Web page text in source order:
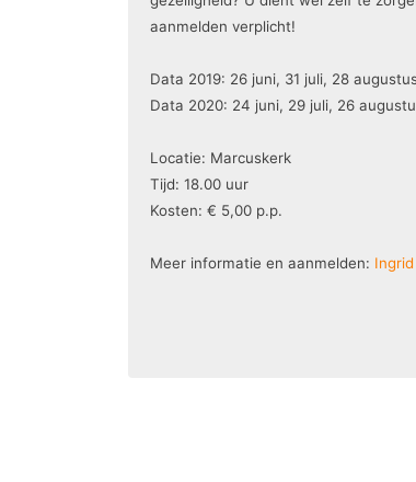
aanmelden verplicht!
Data 2019: 26 juni, 31 juli, 28
Data 2020: 24 juni, 29 juli, 26
Locatie: Marcuskerk
Tijd: 18.00 uur
Kosten: € 5,00 p.p.
Meer informatie en aanmelden: